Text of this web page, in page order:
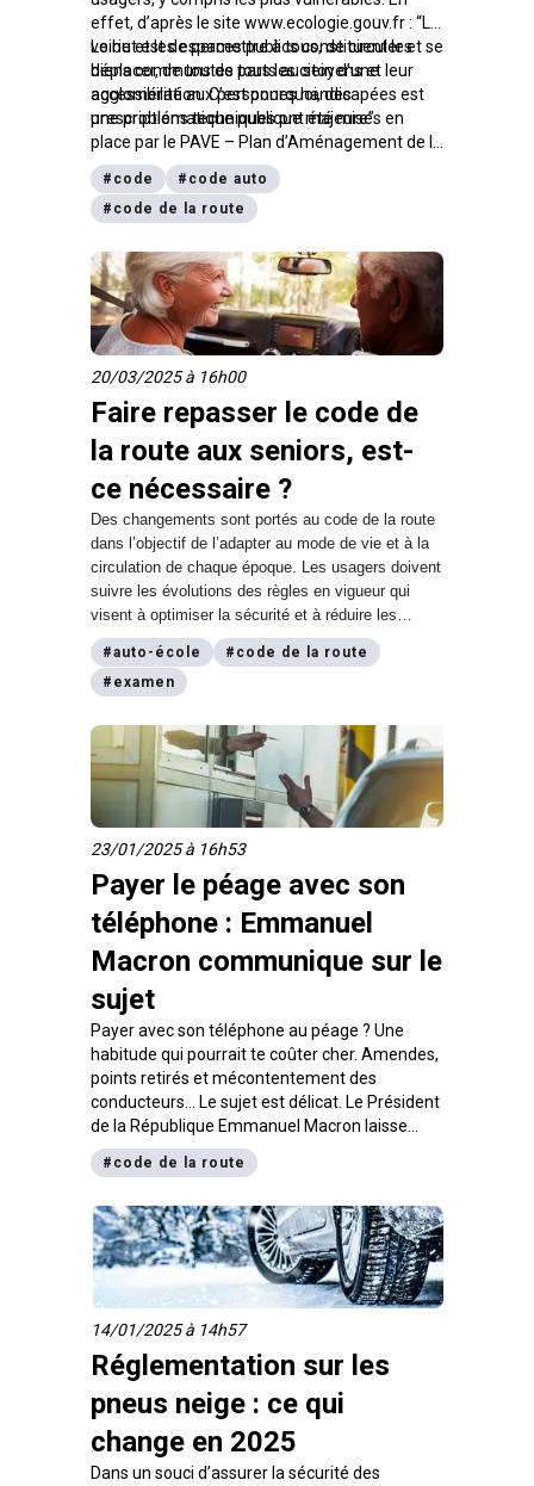
effet, d’après le site www.ecologie.gouv.fr : “La
voirie et les espaces publics constituent les
biens communs de tous les citoyens et leur
accessibilité aux personnes handicapées est
une problématique publique majeure”.
Le but est de permettre à tous, de circuler et se
déplacer, de toutes parts au sein d’une
agglomération. C’est pourquoi, des
prescriptions techniques ont été mises en
place par le PAVE – Plan d’Aménagement de la
Voirie et des Espaces publics. La hauteur des
trottoirs, la dimension des passages piétons,
les paliers de repos, et bien d’autres, devraient
venir.
# code # code auto
# code de la route
20/03/2025 à 16h00
Faire repasser le code de
la route aux seniors, est-
ce nécessaire ?
Des changements sont portés au code de la route
dans l’objectif de l’adapter au mode de vie et à la
circulation de chaque époque. Les usagers doivent
suivre les évolutions des règles en vigueur qui
visent à optimiser la sécurité et à réduire les
soucis, tels que les embouteillages et les
accidents. La question légitime qui se pose
concerne l’aptitude des conducteurs âgés à
de problème au volant. digiSchool t’explique tout !
#auto-école # code de la route
# examen
23/01/2025 à 16h53
Payer le péage avec son
téléphone : Emmanuel
Macron communique sur le
sujet
Payer avec son téléphone au péage ? Une
habitude qui pourrait te coûter cher. Amendes,
points retirés et mécontentement des
conducteurs… Le sujet est délicat. Le Président
de la République Emmanuel Macron laisse
entrevoir de possibles évolutions. Que faut-il
retenir de cette situation ? On t’explique tout !
# code de la route
14/01/2025 à 14h57
Réglementation sur les
pneus neige : ce qui
change en 2025
Dans un souci d’assurer la sécurité des